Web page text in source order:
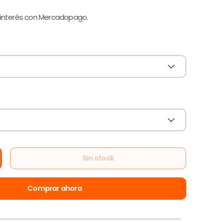
con Mercadopago.
Sin stock
Comprar ahora